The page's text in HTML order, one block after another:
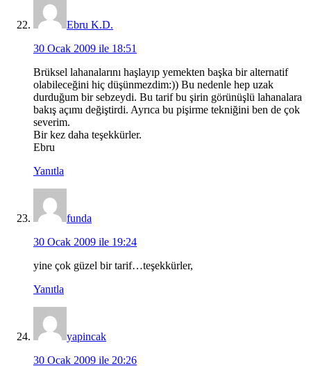
Ebru K.D.
30 Ocak 2009 ile 18:51
Brüksel lahanalarını haşlayıp yemekten başka bir alternatif
olabileceğini hiç düşünmezdim:)) Bu nedenle hep uzak
durduğum bir sebzeydi. Bu tarif bu şirin görünüşlü lahanalara
bakış açımı değiştirdi. Ayrıca bu pişirme tekniğini ben de çok
severim.
Bir kez daha teşekkürler.
Ebru
Yanıtla
funda
30 Ocak 2009 ile 19:24
yine çok güzel bir tarif…teşekkürler,
Yanıtla
yapincak
30 Ocak 2009 ile 20:26